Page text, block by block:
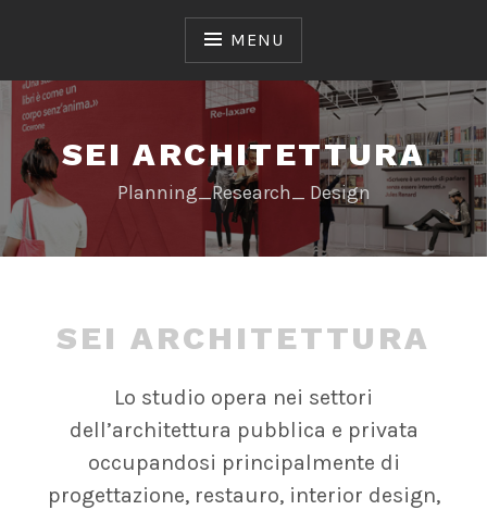
MENU
SEI ARCHITETTURA
Planning_Research_ Design
SEI ARCHITETTURA
Lo studio opera nei settori
dell’architettura pubblica e privata
occupandosi principalmente di
progettazione, restauro, interior design,